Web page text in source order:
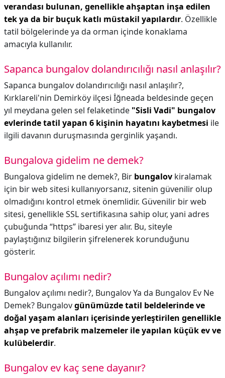
verandası bulunan, genellikle ahşaptan inşa edilen
tek ya da bir buçuk katlı müstakil yapılardır. Özellikle
tatil bölgelerinde ya da orman içinde konaklama
amacıyla kullanılır.
Sapanca bungalov dolandırıcılığı nasıl anlaşılır?
Sapanca bungalov dolandırıcılığı nasıl anlaşılır?,
Kırklareli'nin Demirköy ilçesi İğneada beldesinde geçen
yıl meydana gelen sel felaketinde "Sisli Vadi" bungalov
evlerinde tatil yapan 6 kişinin hayatını kaybetmesi ile
ilgili davanın duruşmasında gerginlik yaşandı.
Bungalova gidelim ne demek?
Bungalova gidelim ne demek?, Bir bungalov kiralamak
için bir web sitesi kullanıyorsanız, sitenin güvenilir olup
olmadığını kontrol etmek önemlidir. Güvenilir bir web
sitesi, genellikle SSL sertifikasına sahip olur, yani adres
çubuğunda “https” ibaresi yer alır. Bu, siteyle
paylaştığınız bilgilerin şifrelenerek korunduğunu
gösterir.
Bungalov açılımı nedir?
Bungalov açılımı nedir?, Bungalov Ya da Bungalov Ev Ne
Demek? Bungalovgünümüzde tatil beldelerinde ve
doğal yaşam alanları içerisinde yerleştirilen genellikle
ahşap ve prefabrik malzemeler ile yapılan küçük ev ve
kulübelerdir.
Bungalov ev kaç sene dayanır?